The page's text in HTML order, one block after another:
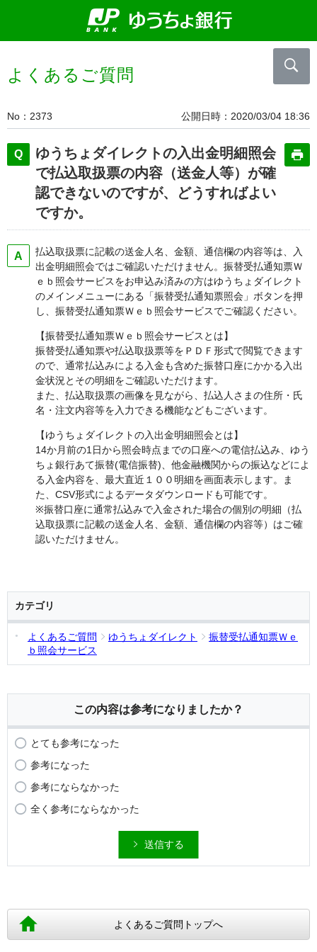
よくあるご質問
No 2373 公開日時 2020/03/04 18:36
ゆうちょダイレクトの入出金明細照会
で払込取扱票の内容（送金人等）が確
認できないのですが、どうすればよい
ですか。
払込取扱票に記載の送金人名、金額、通信欄の内容等は、入
出金明細照会ではご確認いただけません。振替受払通知票Ｗ
ｅｂ照会サービスをお申込み済みの方はゆうちょダイレクト
のメインメニューにある「振替受払通知票照会」ボタンを押
し、振替受払通知票Ｗｅｂ照会サービスでご確認ください。
【振替受払通知票Ｗｅｂ照会サービスとは】
振替受払通知票や払込取扱票等をＰＤＦ形式で閲覧できます
ので、通常払込みによる入金も含めた振替口座にかかる入出
金状況とその明細をご確認いただけます。
また、払込取扱票の画像を見ながら、払込人さまの住所・氏
名・注文内容等を入力できる機能などもございます。
【ゆうちょダイレクトの入出金明細照会とは】
14か月前の1日から照会時点までの口座への電信払込み、ゆう
ちょ銀行あて振替(電信振替)、他金融機関からの振込などによ
る入金内容を、最大直近１００明細を画面表示します。ま
た、CSV形式によるデータダウンロードも可能です。
※振替口座に通常払込みで入金された場合の個別の明細（払
込取扱票に記載の送金人名、金額、通信欄の内容等）はご確
認いただけません。
カテゴリ
よくあるご質問 ゆうちょダイレクト
振替受払通知票Ｗｅ
ｂ照会サービス
この内容は参考になりましたか？
とても参考になった
参考になった
参考にならなかった
全く参考にならなかった
送信する
よくあるご質問トップへ